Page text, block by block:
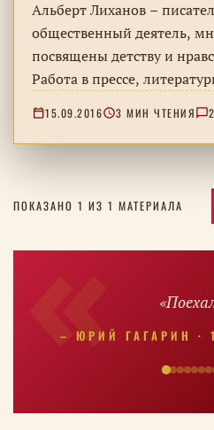
Альберт Лиханов –
общественный деятель,
посвящены детству и
Работа в прессе,
15.09.2016 3 МИН ЧТЕНИЯ 2
ПОКАЗАНО 1 ИЗ 1 МАТЕРИАЛА
– ЮРИЙ ГАГАРИН ·